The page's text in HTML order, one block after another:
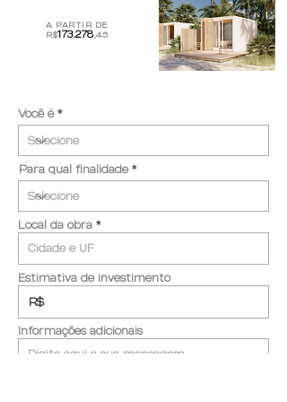
A PARTIR DE
R$173.278,45
Você é
Para qual finalidade
Local da obra
Estimativa de investimento
Informações adicionais